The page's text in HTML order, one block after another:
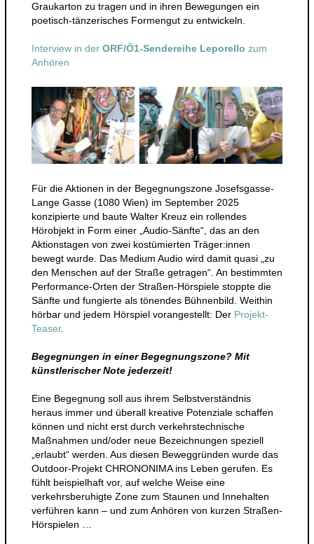
Graukarton zu tragen und in ihren Bewegungen ein
poetisch-tänzerisches Formengut zu entwickeln.
Interview in der ORF/Ö1-Sendereihe Leporello zum
Anhören
Für die Aktionen in der Begegnungszone Josefsgasse-
Lange Gasse (1080 Wien) im September 2025
konzipierte und baute Walter Kreuz ein rollendes
Hörobjekt in Form einer „Audio-Sänfte“, das an den
Aktionstagen von zwei kostümierten Träger:innen
bewegt wurde. Das Medium Audio wird damit quasi „zu
den Menschen auf der Straße getragen“. An bestimmten
Performance-Orten der Straßen-Hörspiele stoppte die
Sänfte und fungierte als tönendes Bühnenbild. Weithin
hörbar und jedem Hörspiel vorangestellt: Der Projekt-
Teaser.
Begegnungen in einer Begegnungszone? Mit
künstlerischer Note jederzeit!
Eine Begegnung soll aus ihrem Selbstverständnis
heraus immer und überall kreative Potenziale schaffen
können und nicht erst durch verkehrstechnische
Maßnahmen und/oder neue Bezeichnungen speziell
„erlaubt“ werden. Aus diesen Beweggründen wurde das
Outdoor-Projekt CHRONONIMA ins Leben gerufen. Es
fühlt beispielhaft vor, auf welche Weise eine
verkehrsberuhigte Zone zum Staunen und Innehalten
verführen kann – und zum Anhören von kurzen Straßen-
Hörspielen …